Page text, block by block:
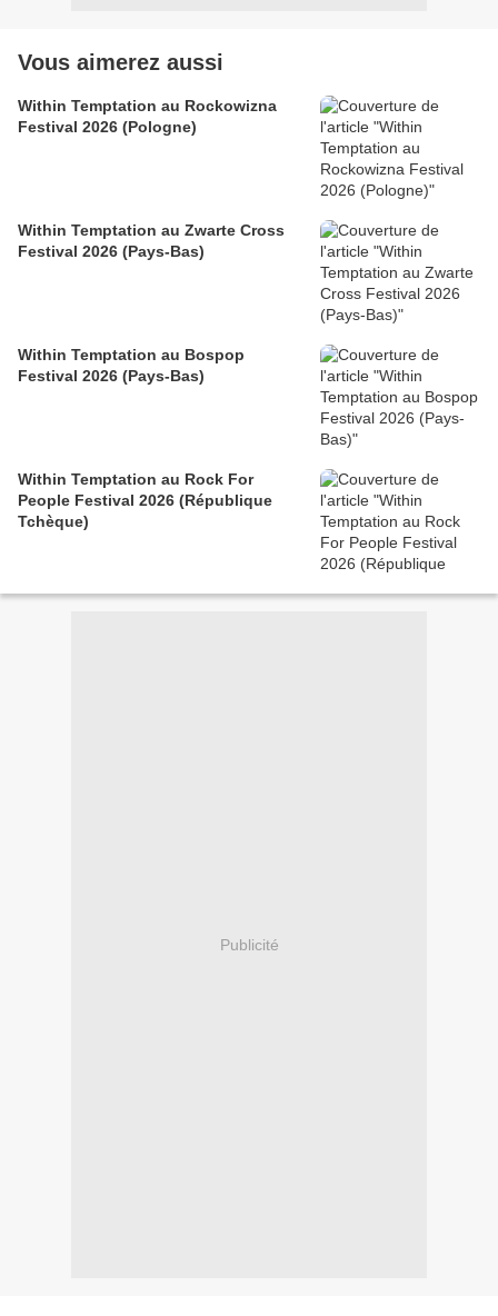
Vous aimerez aussi
Within Temptation au Rockowizna
Festival 2026 (Pologne)
Within Temptation au Zwarte Cross
Festival 2026 (Pays-Bas)
Within Temptation au Bospop
Festival 2026 (Pays-Bas)
Within Temptation au Rock For
People Festival 2026 (République
Tchèque)
Publicité